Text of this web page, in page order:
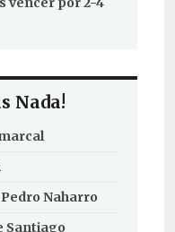
Nada!
Naharro
Santiago